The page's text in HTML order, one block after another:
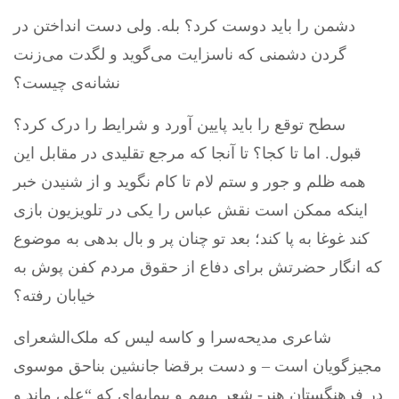
دشمن را باید دوست کرد؟ بله. ولی دست انداختن در
گردن دشمنی که ناسزایت می‌گوید و لگدت می‌زنت
نشانه‌ی چیست؟
سطح توقع را باید پایین آورد و شرایط را درک کرد؟
قبول. اما تا کجا؟ تا آنجا که مرجع تقلیدی در مقابل این
همه ظلم و جور و ستم لام تا کام نگوید و از شنیدن خبر
اینکه ممکن است نقش عباس را یکی در تلویزیون بازی
کند غوغا به پا کند؛ بعد تو چنان پر و بال بدهی به موضوع
که انگار حضرتش برای دفاع از حقوق مردم کفن پوش به
خیابان رفته؟
شاعری مدیحه‌سرا و کاسه لیس که ملک‌الشعرای
مجیزگویان است – و دست برقضا جانشین بناحق موسوی
در فرهنگستان هنر- شعر مبهم و بیمایه‌ای که “علی ماند و